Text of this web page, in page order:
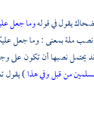
يقول في قولهوما جعل
ملة بمعنى : وما جعل
نصبها أن تكون على وجه
من قبل وفي هذا) يقول